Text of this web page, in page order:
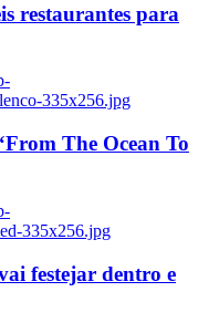
restaurantes para
335x256.jpg
The Ocean To
335x256.jpg
festejar dentro e